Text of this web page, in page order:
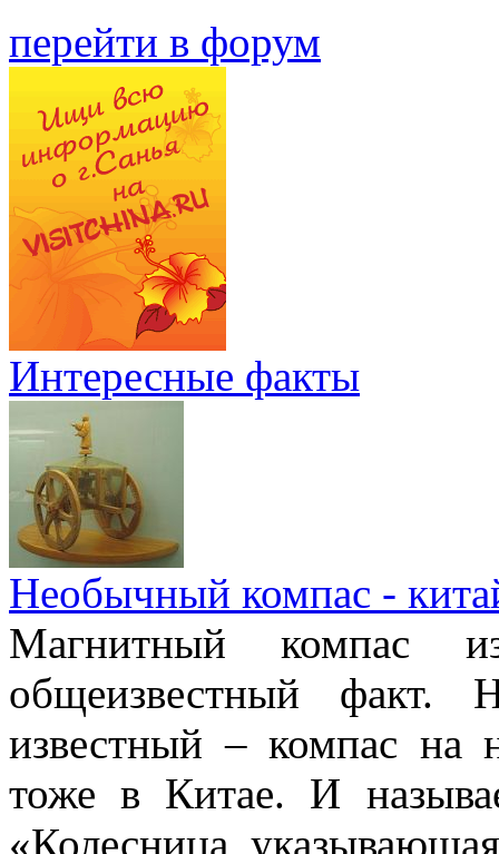
перейти в форум
Интересные факты
Необычный компас -
Магнитный компас
общеизвестный факт.
известный – компас на
тоже в Китае. И
«Колесница,